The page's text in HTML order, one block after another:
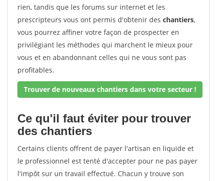
rien, tandis que les forums sur internet et les
prescripteurs vous ont permis d'obtenir des chantiers,
vous pourrez affiner votre façon de prospecter en
privilégiant les méthodes qui marchent le mieux pour
vous et en abandonnant celles qui ne vous sont pas
profitables.
Trouver de nouveaux chantiers dans votre secteur !
Ce qu'il faut éviter pour trouver
des chantiers
Certains clients offrent de payer l'artisan en liquide et
le professionnel est tenté d'accepter pour ne pas payer
l'impôt sur un travail effectué. Chacun y trouve son